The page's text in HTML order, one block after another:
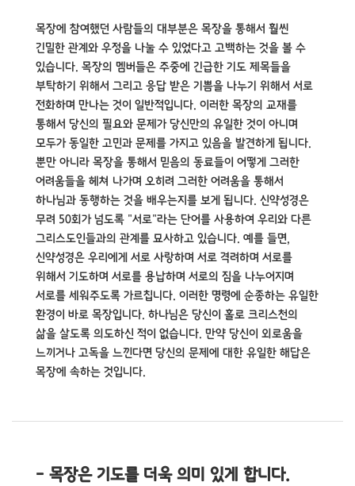
목장에 참여했던 사람들의 대부분은 목장을 통해서 훨씬
긴밀한 관계와 우정을 나눌 수 있었다고 고백하는 것을 볼 수
있습니다. 목장의 멤버들은 주중에 긴급한 기도 제목들을
부탁하기 위해서 그리고 응답 받은 기쁨을 나누기 위해서 서로
전화하며 만나는 것이 일반적입니다. 이러한 목장의 교재를
통해서 당신의 필요와 문제가 당신만의 유일한 것이 아니며
모두가 동일한 고민과 문제를 가지고 있음을 발견하게 됩니다.
뿐만 아니라 목장을 통해서 믿음의 동료들이 어떻게 그러한
어려움들을 헤쳐 나가며 오히려 그러한 어려움을 통해서
하나님과 동행하는 것을 배우는지를 보게 됩니다. 신약성경은
무려 50회가 넘도록 "서로"라는 단어를 사용하여 우리와 다른
그리스도인들과의 관계를 묘사하고 있습니다. 예를 들면,
신약성경은 우리에게 서로 사랑하며 서로 격려하며 서로를
위해서 기도하며 서로를 용납하며 서로의 짐을 나누어지며
서로를 세워주도록 가르칩니다. 이러한 명령에 순종하는 유일한
환경이 바로 목장입니다. 하나님은 당신이 홀로 크리스천의
삶을 살도록 의도하신 적이 없습니다. 만약 당신이 외로움을
느끼거나 고독을 느낀다면 당신의 문제에 대한 유일한 해답은
목장에 속하는 것입니다.
- 목장은 기도를 더욱 의미 있게 합니다.